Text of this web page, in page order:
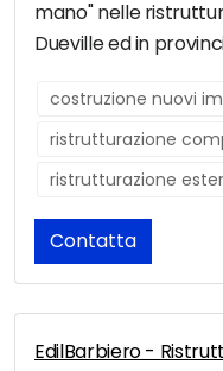
mano" nelle
Dueville ed in
costruzione nuovi
ristrutturazione
ristrutturazione
Contatta
EdilBarbiero -